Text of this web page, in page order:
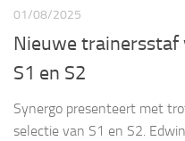
01/08/2025
Nieuwe trainersstaf
S1 en S2
Synergo presenteert met
selectie van S1 en S2.